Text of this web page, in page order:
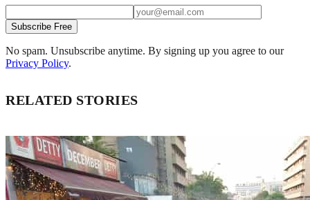
Subscribe Free
No spam. Unsubscribe anytime. By signing up you agree to our
Privacy Policy.
RELATED STORIES